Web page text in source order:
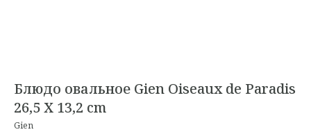
Блюдо овальное Gien Oiseaux de Paradis
26,5 X 13,2 cm
Gien